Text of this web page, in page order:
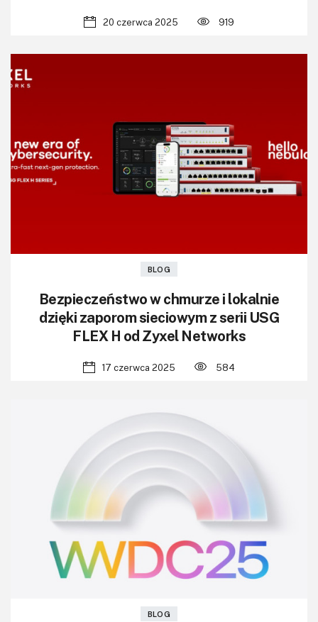
20 czerwca 2025 919
BLOG
Bezpieczeństwo w chmurze i lokalnie
dzięki zaporom sieciowym z serii USG
FLEX H od Zyxel Networks
17 czerwca 2025 584
BLOG